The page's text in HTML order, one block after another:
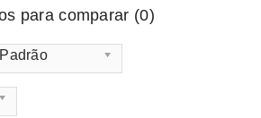
para comparar (0)
Padrão